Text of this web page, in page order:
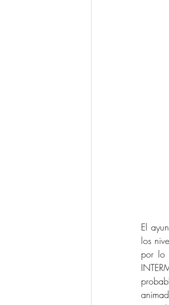
El
los
por lo